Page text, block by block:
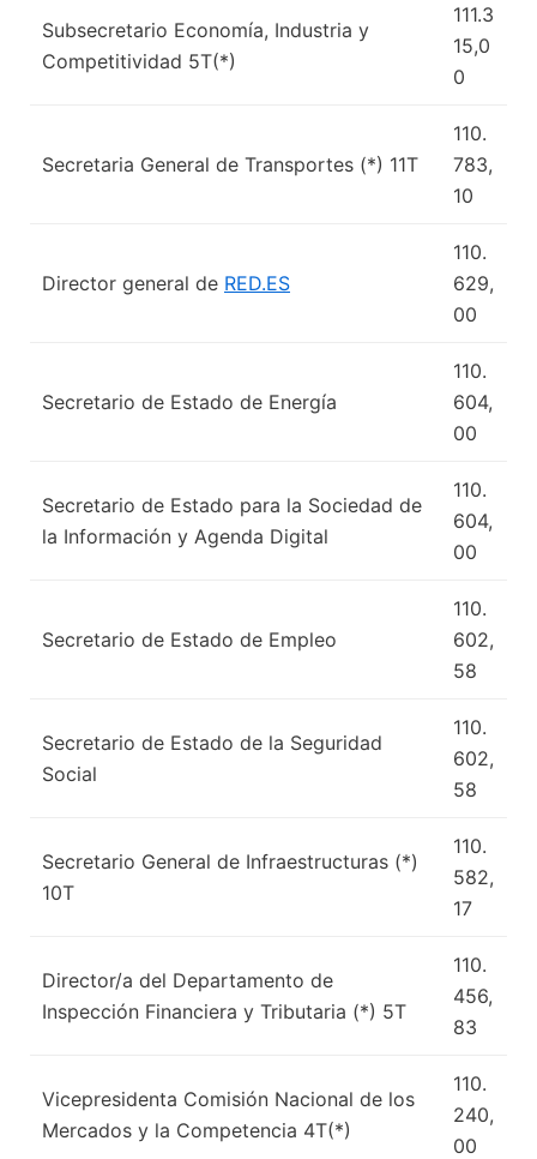
Subsecretario Economía, Industria y
Competitividad 5T(*)
111.3
15,0
0
Secretaria General de Transportes (*) 11T
110.
783,
10
Director general de RED.ES
110.
629,
00
Secretario de Estado de Energía
110.
604,
00
Secretario de Estado para la Sociedad de
la Información y Agenda Digital
110.
604,
00
Secretario de Estado de Empleo
110.
602,
58
Secretario de Estado de la Seguridad
Social
110.
602,
58
Secretario General de Infraestructuras (*)
10T
110.
582,
17
Director/a del Departamento de
Inspección Financiera y Tributaria (*) 5T
110.
456,
83
Vicepresidenta Comisión Nacional de los
Mercados y la Competencia 4T(*)
110.
240,
00